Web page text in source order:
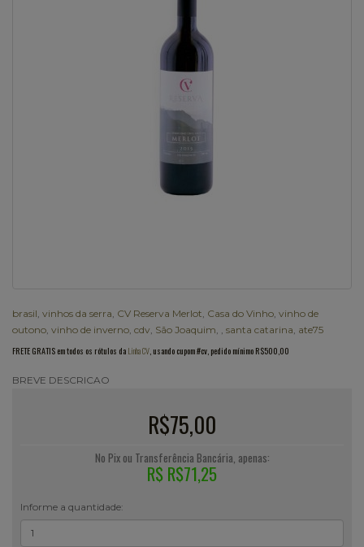
brasil vinhos da serra CV Reserva Merlot Casa do Vinho vinho de
outono vinho de inverno cdv São Joaquim santa catarina ate75
FRETE GRATIS em todos os rótulos da Linha CV , usando cupom #cv, pedido mínimo R$500,00
BREVE DESCRICAO
R$75,00
No Pix ou Transferência Bancária, apenas:
R$ R$71,25
Informe a quantidade: